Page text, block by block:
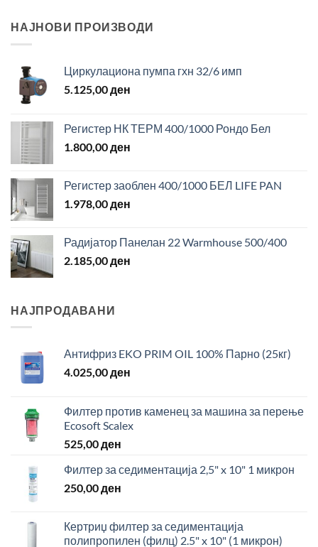
НАЈНОВИ ПРОИЗВОДИ
Циркулациона пумпа гхн 32/6 имп
5.125,00ден
Регистер НК ТЕРМ 400/1000 Рондо Бел
1.800,00ден
Регистер заоблен 400/1000 БЕЛ LIFE PAN
1.978,00ден
Радијатор Панелан 22 Warmhouse 500/400
2.185,00ден
НАЈПРОДАВАНИ
Антифриз EKO PRIM OIL 100% Парно (25кг)
4.025,00ден
Филтер против каменец за машина за перење
Ecosoft Scalex
525,00ден
Филтер за седиментација 2,5" x 10" 1 микрон
250,00ден
Кертриџ филтер за седиментација
полипропилен (филц) 2.5" x 10" (1 микрон)